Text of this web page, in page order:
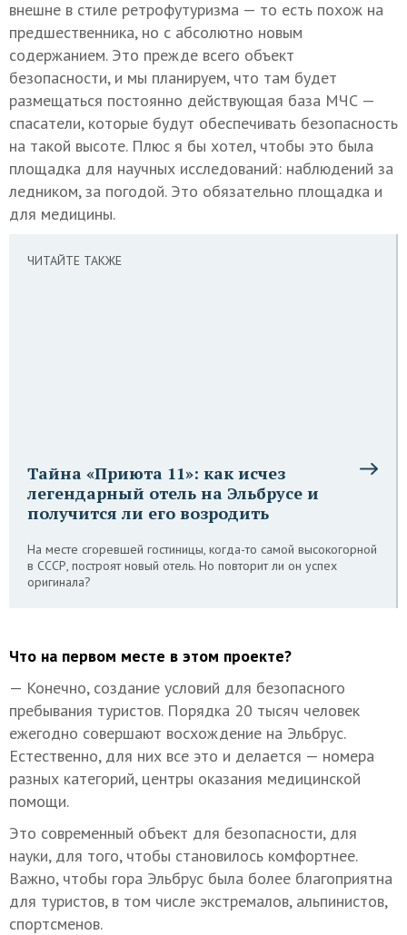
внешне в стиле ретрофутуризма — то есть похож на
предшественника, но с абсолютно новым
содержанием. Это прежде всего объект
безопасности, и мы планируем, что там будет
размещаться постоянно действующая база МЧС —
спасатели, которые будут обеспечивать безопасность
на такой высоте. Плюс я бы хотел, чтобы это была
площадка для научных исследований: наблюдений за
ледником, за погодой. Это обязательно площадка и
для медицины.
ЧИТАЙТЕ ТАКЖЕ
Тайна «Приюта 11»: как исчез
легендарный отель на Эльбрусе и
получится ли его возродить
На месте сгоревшей гостиницы, когда-то самой высокогорной
в СССР, построят новый отель. Но повторит ли он успех
оригинала?
Что на первом месте в этом проекте?
— Конечно, создание условий для безопасного
пребывания туристов. Порядка 20 тысяч человек
ежегодно совершают восхождение на Эльбрус.
Естественно, для них все это и делается — номера
разных категорий, центры оказания медицинской
помощи.
Это современный объект для безопасности, для
науки, для того, чтобы становилось комфортнее.
Важно, чтобы гора Эльбрус была более благоприятна
для туристов, в том числе экстремалов, альпинистов,
спортсменов.